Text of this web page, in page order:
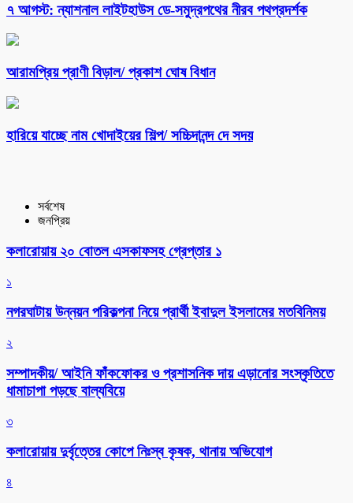
৭ আগস্ট: ন্যাশনাল লাইটহাউস ডে-সমুদ্রপথের নীরব পথপ্রদর্শক
আরামপ্রিয় প্রাণী বিড়াল/ প্রকাশ ঘোষ বিধান
হারিয়ে যাচ্ছে নাম খোদাইয়ের শিল্প/ সচ্চিদানন্দ দে সদয়
সর্বশেষ
জনপ্রিয়
কলারোয়ায় ২০ বোতল এসকাফসহ গ্রেপ্তার ১
১
নগরঘাটায় উন্নয়ন পরিকল্পনা নিয়ে প্রার্থী ইবাদুল ইসলামের মতবিনিময়
২
সম্পাদকীয়/ আইনি ফাঁকফোকর ও প্রশাসনিক দায় এড়ানোর সংস্কৃতিতে
ধামাচাপা পড়ছে বাল্যবিয়ে
৩
কলারোয়ায় দুর্বৃত্তের কোপে নিঃস্ব কৃষক, থানায় অভিযোগ
৪